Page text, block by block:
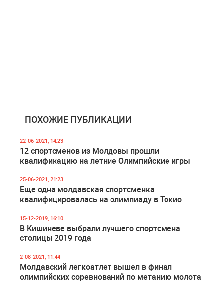
ПОХОЖИЕ ПУБЛИКАЦИИ
22-06-2021, 14:23
12 спортсменов из Молдовы прошли
квалификацию на летние Олимпийские игры
25-06-2021, 21:23
Еще одна молдавская спортсменка
квалифицировалась на олимпиаду в Токио
15-12-2019, 16:10
В Кишиневе выбрали лучшего спортсмена
столицы 2019 года
2-08-2021, 11:44
Молдавский легкоатлет вышел в финал
олимпийских соревнований по метанию молота